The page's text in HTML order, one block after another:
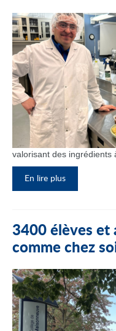
valorisant des ingrédients
En lire plus
3400 élèves et
comme chez